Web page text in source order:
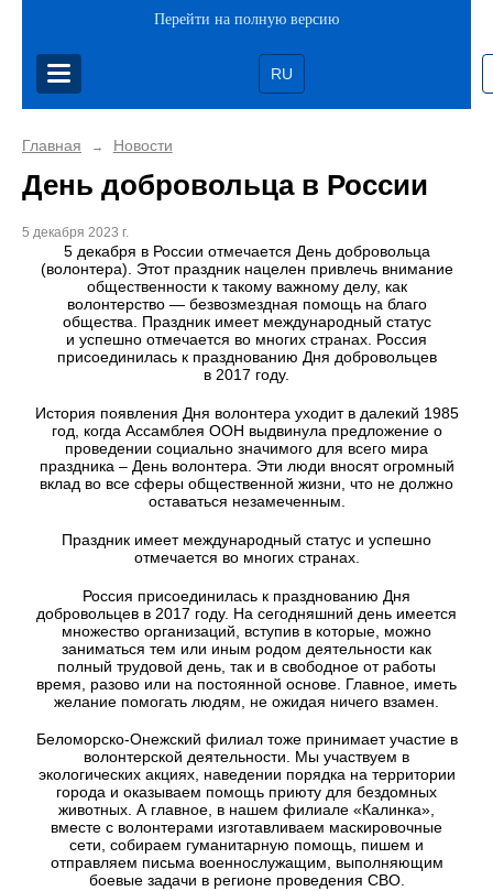
Перейти на полную версию
RU
Главная → Новости
День добровольца в России
5 декабря 2023 г.
5 декабря в России отмечается День добровольца
(волонтера). Этот праздник нацелен привлечь внимание
общественности к такому важному делу, как
волонтерство — безвозмездная помощь на благо
общества. Праздник имеет международный статус
и успешно отмечается во многих странах. Россия
присоединилась к празднованию Дня добровольцев
в 2017 году.
История появления Дня волонтера уходит в далекий 1985
год, когда Ассамблея ООН выдвинула предложение о
проведении социально значимого для всего мира
праздника – День волонтера. Эти люди вносят огромный
вклад во все сферы общественной жизни, что не должно
оставаться незамеченным.
Праздник имеет международный статус и успешно
отмечается во многих странах.
Россия присоединилась к празднованию Дня
добровольцев в 2017 году. На сегодняшний день имеется
множество организаций, вступив в которые, можно
заниматься тем или иным родом деятельности как
полный трудовой день, так и в свободное от работы
время, разово или на постоянной основе. Главное, иметь
желание помогать людям, не ожидая ничего взамен.
Беломорско-Онежский филиал тоже принимает участие в
волонтерской деятельности. Мы участвуем в
экологических акциях, наведении порядка на территории
города и оказываем помощь приюту для бездомных
животных. А главное, в нашем филиале «Калинка»,
вместе с волонтерами изготавливаем маскировочные
сети, собираем гуманитарную помощь, пишем и
отправляем письма военнослужащим, выполняющим
боевые задачи в регионе проведения СВО.